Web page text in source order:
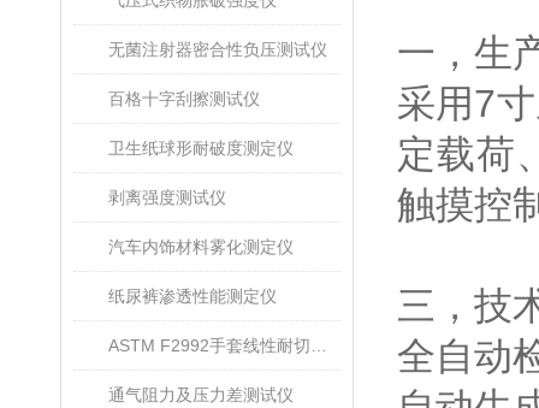
无菌注射器密合性负压测试仪
百格十字刮擦测试仪
卫生纸球形耐破度测定仪
剥离强度测试仪
汽车内饰材料雾化测定仪
纸尿裤渗透性能测定仪
通气阻力及压力差测试仪
一，生
采用7
定载荷
触摸控
三，技
全自动